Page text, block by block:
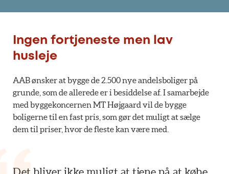
Ingen fortjeneste men lav
husleje
AAB ønsker at bygge de 2.500 nye andelsboliger på
grunde, som de allerede er i besiddelse af. I samarbejde
med byggekoncernen MT Højgaard vil de bygge
boligerne til en fast pris, som gør det muligt at sælge
dem til priser, hvor de fleste kan være med.